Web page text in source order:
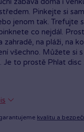
Pinkejte si
jenom tak. Trefujte
co nejdál.
zahradě, na pláži, na
všechno. Můžete si
Je to prostě Phlat disc
kvalitu a